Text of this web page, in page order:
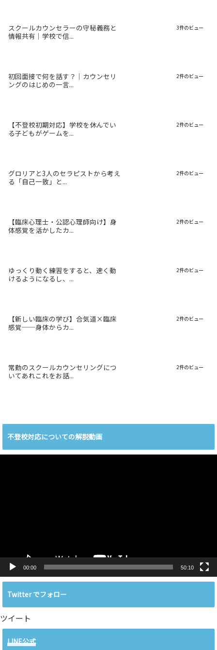
スクールカウンセラーの守秘義務と
情報共有｜学校で信...
3件のビュー
初回面接で何を話す？｜カウンセリ
ングのはじめの一言...
2件のビュー
【不登校初期対応】学校を休んでい
る子どもがゲームを...
2件のビュー
グロリアと3人のセラピストから考え
る「自己一致」と...
2件のビュー
【臨床心理士・公認心理師向け】身
体感覚を活かしたカ...
2件のビュー
ゆっくり動く練習をすると、速く動
けるようになるし、...
2件のビュー
【新しい臨床の学び】合気道×臨床
感覚──身体からカ...
2件のビュー
常勤のスクールカウンセリングにつ
いてあれこれをお話...
2件のビュー
不登校対応についての解説動画
00:00 50:10
Twitter でフォロー
ツイート
LINE公式